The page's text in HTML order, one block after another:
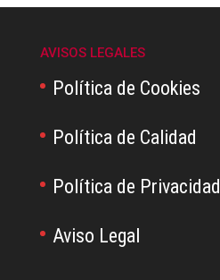
AVISOS LEGALES
Política de Cookies
Política de Calidad
Política de Privacidad
Aviso Legal